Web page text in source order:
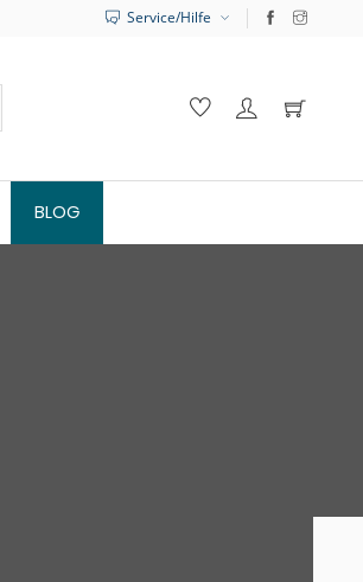
Service/Hilfe
BLOG